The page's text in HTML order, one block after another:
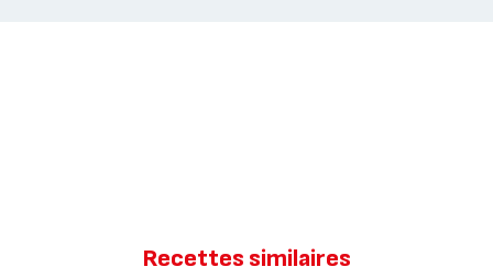
Recettes similaires